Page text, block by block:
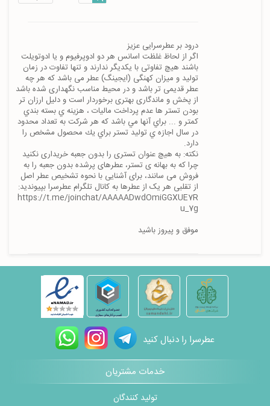
https://t.me/joinchat/AAAAADwdOmiGGXUE7R
موفق و پیروز باشید
عطرسرا را دنبال کنید
خدمات مشتریان
تولید کنندگان